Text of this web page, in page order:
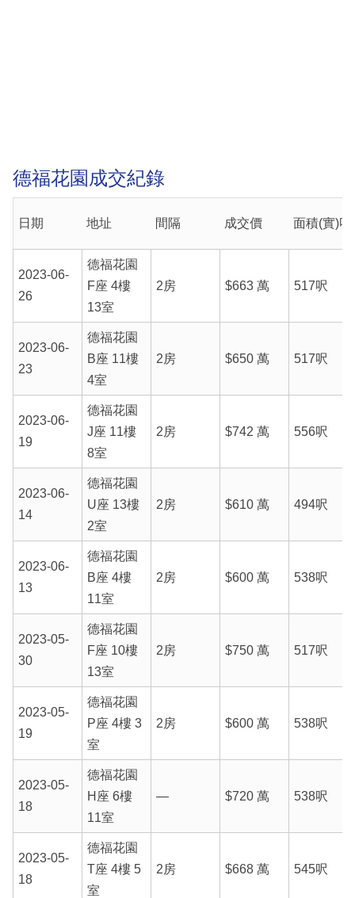
德福花園成交紀錄
日期 地址 間隔 成交價 面積(實)呎
2023-06-
26
德福花園
F座 4樓
13室
2房 $663 萬 517呎
2023-06-
23
德福花園
B座 11樓
4室
2房 $650 萬 517呎
2023-06-
19
德福花園
J座 11樓
8室
2房 $742 萬 556呎
2023-06-
14
德福花園
U座 13樓
2室
2房 $610 萬 494呎
2023-06-
13
德福花園
B座 4樓
11室
2房 $600 萬 538呎
2023-05-
30
德福花園
F座 10樓
13室
2房 $750 萬 517呎
2023-05-
19
德福花園
P座 4樓 3
室
2房 $600 萬 538呎
2023-05-
18
德福花園
H座 6樓
11室
— $720 萬 538呎
2023-05-
18
德福花園
T座 4樓 5
室
2房 $668 萬 545呎